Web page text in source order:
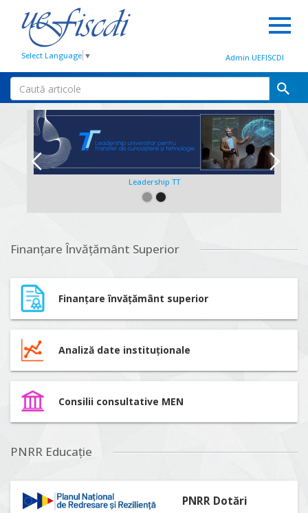
Select Language ▼ Admin UEFISCDI
Leadership TT
Finanțare Învățământ Superior
Finanțare învățământ superior
Analiză date instituționale
Consilii consultative MEN
PNRR Educație
PNRR Dotări